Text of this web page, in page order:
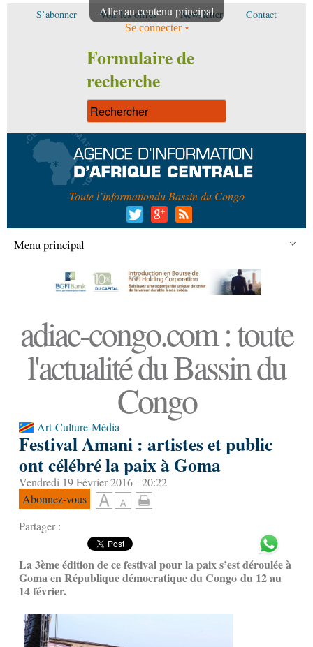
Aller au contenu principal
S’abonner Voir les offres Newsletter Contact
Se connecter
Formulaire de
recherche
Toute l’informationdu Bassin du Congo
Menu principal
adiac-congo.com : toute
l'actualité du Bassin du
Congo
Art-Culture-Média
Festival Amani : artistes et public
ont célébré la paix à Goma
Vendredi 19 Février 2016 - 20:22
Abonnez-vous
Partager :
La 3ème édition de ce festival pour la paix s’est déroulée à
Goma en République démocratique du Congo du 12 au
14 février.